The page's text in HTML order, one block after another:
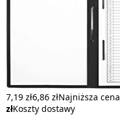
7,19 zł6,86 złNajniższa
złKoszty dostawy